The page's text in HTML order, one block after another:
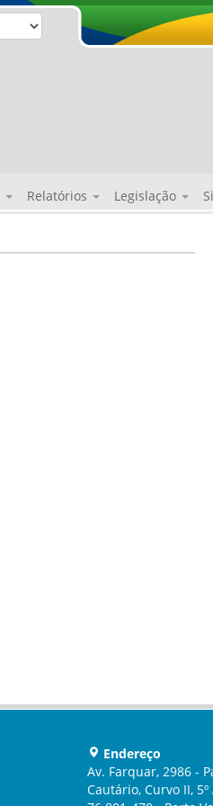
Relatórios Legislação
Endereço
Av. Farquar, 2986 -
Cautário, Curvo II,